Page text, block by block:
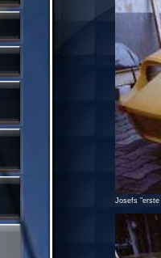
Josefs "erste